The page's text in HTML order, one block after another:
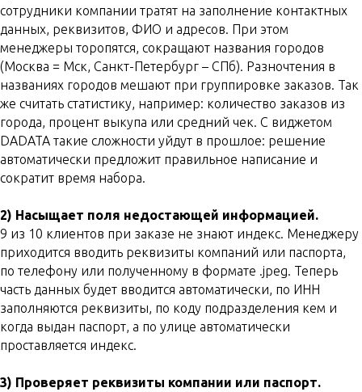
сотрудники компании тратят на заполнение контактных
данных, реквизитов, ФИО и адресов. При этом
менеджеры торопятся, сокращают названия городов
(Москва = Мск, Санкт-Петербург – СПб). Разночтения в
названиях городов мешают при группировке заказов. Так
же считать статистику, например: количество заказов из
города, процент выкупа или средний чек. С виджетом
DADATA такие сложности уйдут в прошлое: решение
автоматически предложит правильное написание и
сократит время набора.
2) Насыщает поля недостающей информацией.
9 из 10 клиентов при заказе не знают индекс. Менеджеру
приходится вводить реквизиты компаний или паспорта,
по телефону или полученному в формате .jpeg. Теперь
часть данных будет вводится автоматически, по ИНН
заполняются реквизиты, по коду подразделения кем и
когда выдан паспорт, а по улице автоматически
проставляется индекс.
3) Проверяет реквизиты компании или паспорт.